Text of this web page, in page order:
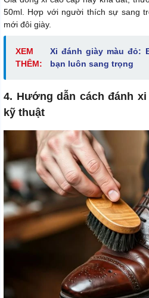
50ml. Hợp với người thích sự sang
mới đôi giày.
XEM
THÊM:
Xi đánh giày màu đỏ:
bạn luôn sang trọng
4. Hướng dẫn cách đánh
kỹ thuật